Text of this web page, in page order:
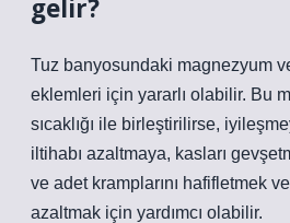
gelir?
Tuz banyosundaki magnezyum
eklemleri için yararlı olabilir. Bu
sıcaklığı ile birleştirilirse,
iltihabı azaltmaya, kasları
ve adet kramplarını hafifletmek ve
azaltmak için yardımcı olabilir.